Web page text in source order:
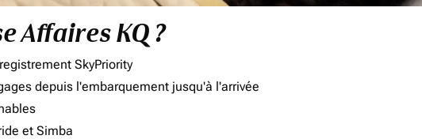
Affaires KQ ?
SkyPriority
depuis l'embarquement jusqu'à l'arrivée
et Simba